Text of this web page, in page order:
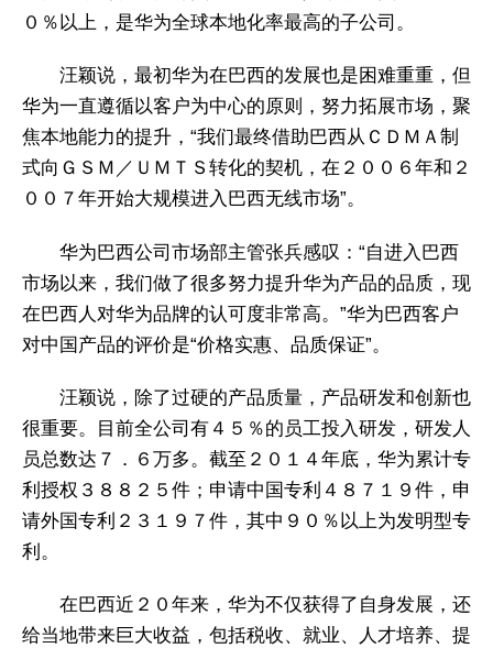
０％以上，是华为全球本地化率最高的子公司。
汪颖说，最初华为在巴西的发展也是困难重重，但
华为一直遵循以客户为中心的原则，努力拓展市场，聚
焦本地能力的提升，“我们最终借助巴西从ＣＤＭＡ制
式向ＧＳＭ／ＵＭＴＳ转化的契机，在２００６年和２
００７年开始大规模进入巴西无线市场”。
华为巴西公司市场部主管张兵感叹：“自进入巴西
市场以来，我们做了很多努力提升华为产品的品质，现
在巴西人对华为品牌的认可度非常高。”华为巴西客户
对中国产品的评价是“价格实惠、品质保证”。
汪颖说，除了过硬的产品质量，产品研发和创新也
很重要。目前全公司有４５％的员工投入研发，研发人
员总数达７．６万多。截至２０１４年底，华为累计专
利授权３８８２５件；申请中国专利４８７１９件，申
请外国专利２３１９７件，其中９０％以上为发明型专
利。
在巴西近２０年来，华为不仅获得了自身发展，还
给当地带来巨大收益，包括税收、就业、人才培养、提